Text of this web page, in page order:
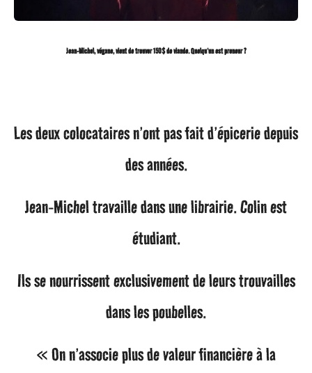
Jean-Michel, végane, vient de trouver 150$ de viande. Quelqu’un est preneur ?
Les deux colocataires n’ont pas fait d’épicerie depuis
des années.
Jean-Michel travaille dans une librairie. Colin est
étudiant.
Ils se nourrissent exclusivement de leurs trouvailles
dans les poubelles.
« On n’associe plus de valeur financière à la